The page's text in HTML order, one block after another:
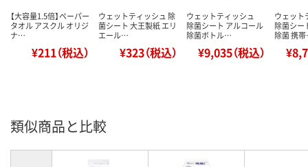
【大容量1.5倍】ペーパー
タオル アスクル オリジ
ナ…
¥211（税込）
ウェットティッシュ 除
菌シート 大王製紙 エリ
エール…
¥323（税込）
ウェットティッシュ
除菌シート アルコール
除菌ボトル…
¥9,035（税込）
ウェッ
除菌シー
除菌 携
類似商品と比較